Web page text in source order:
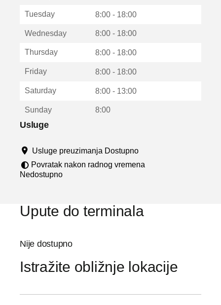
u
u
Tuesday 8:00 - 18:00
Wednesday 8:00 - 18:00
Thursday 8:00 - 18:00
Friday 8:00 - 18:00
Saturday 8:00 - 13:00
Sunday 8:00
Usluge
Usluge preuzimanja Dostupno
Povratak nakon radnog vremena
Nedostupno
Upute do terminala
Nije dostupno
Istražite obližnje lokacije